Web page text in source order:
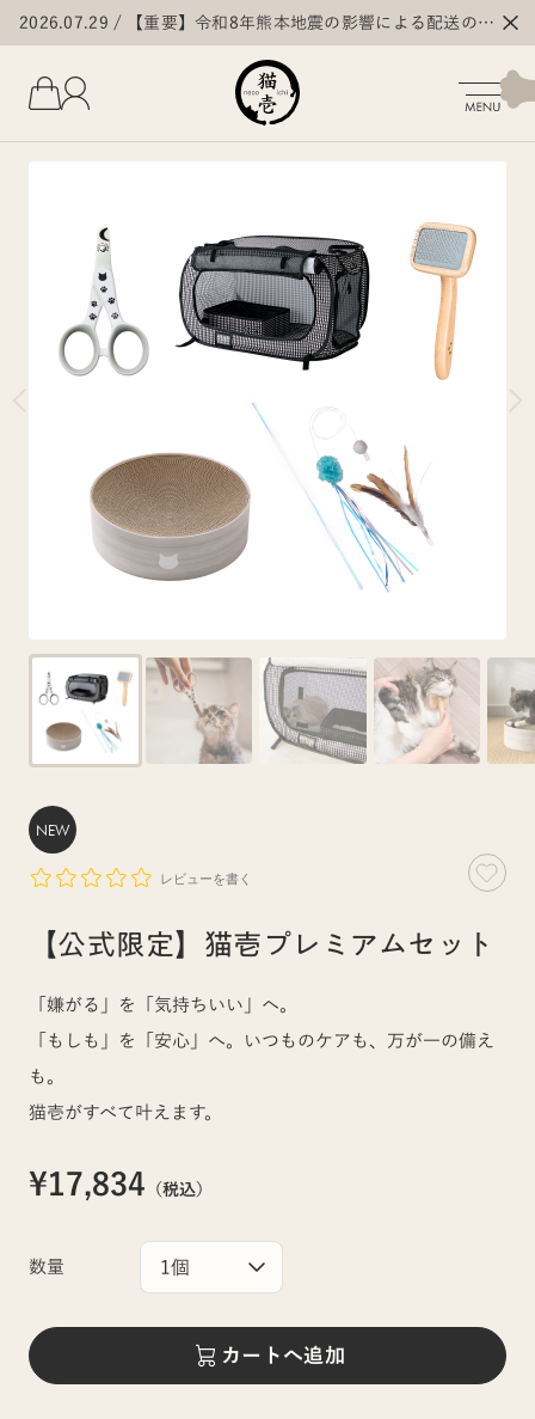
2026.07.29
【重要】令和8年熊本地震の影響による配送の遅
延・停止について
NEW
レビューを書く
【公式限定】猫壱プレミアムセット
「嫌がる」を「気持ちいい」へ。
「もしも」を「安心」へ。いつものケアも、万が一の備え
も。
猫壱がすべて叶えます。
¥17,834 （税込）
数量
カートへ追加